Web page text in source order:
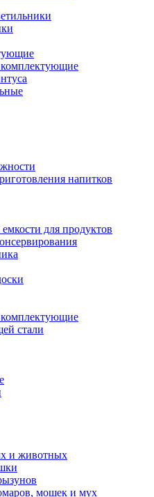
напитков
для продуктов
стали
и животных
мошек и мух